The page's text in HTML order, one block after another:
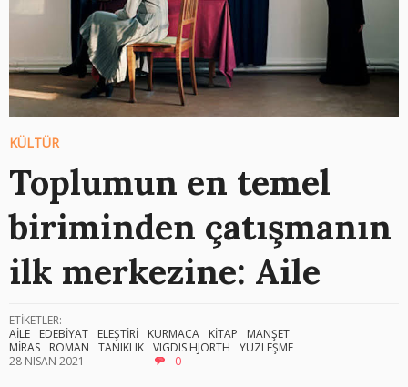
KÜLTÜR
Toplumun en temel
biriminden çatışmanın
ilk merkezine: Aile
ETİKETLER:
AİLE
EDEBİYAT ELEŞTİRİ KURMACA KİTAP
MANŞET
MİRAS
ROMAN TANIKLIK VIGDIS HJORTH
YÜZLEŞME
28 NISAN 2021
0